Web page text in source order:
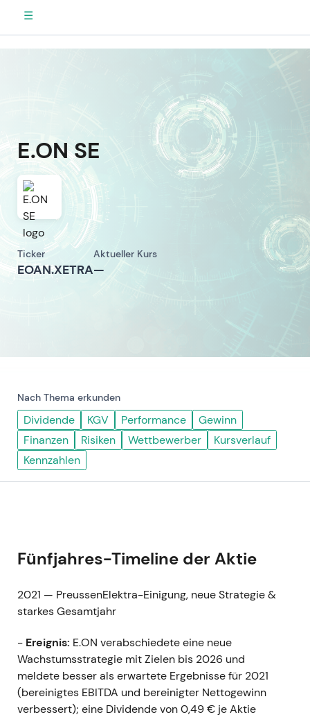
☰
E.ON SE
Ticker
EOAN.XETRA
Aktueller Kurs
—
Nach Thema erkunden
Dividende KGV Performance
Gewinn
Finanzen
Risiken Wettbewerber
Kursverlauf
Kennzahlen
Fünfjahres-Timeline der Aktie
2021 — PreussenElektra-Einigung, neue Strategie &
starkes Gesamtjahr
- Ereignis: E.ON verabschiedete eine neue
Wachstumsstrategie mit Zielen bis 2026 und
meldete besser als erwartete Ergebnisse für 2021
(bereinigtes EBITDA und bereinigter Nettogewinn
verbessert); eine Dividende von 0,49 € je Aktie